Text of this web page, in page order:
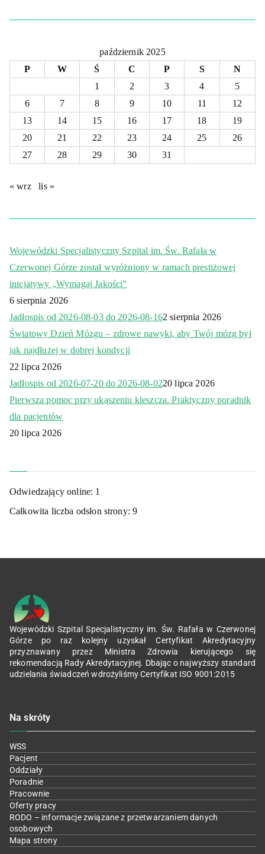
październik 2025
P
W Ś C P S
N
1
2 3 4
5
6
7 8 9 10 11
12
13
14 15 16 17 18
19
20
21 22 23 24 25
26
27
28 29 30 31
« wrz lis »
Wojewódzki Specjalistyczny Szpital im. Św. Rafała w
Czerwonej Górze został wyróżniony w ramach prestiżowej
inicjatywy „Wymagaj Jakości”
6 sierpnia 2026
Jadłospis od 2026-08-03 do 2026-08-162 sierpnia 2026
Światowy Dzień Mózgu – zdrowe nawyki, aby Twój mózg był
jak najdłużej w dobrej kondycji
22 lipca 2026
Jadłospis od 2026-07-20 do 2026-08-0220 lipca 2026
Pierwsza pomoc przy ukąszeniu kleszcza. Praktyczny poradnik
dla pacjentów
20 lipca 2026
Odwiedzający online: 1
Całkowita liczba odsłon strony:9
Wojewódzki Szpital Specjalistyczny im. Św. Rafała w Czerwonej
Górze po raz kolejny uzyskał Certyfikat Akredytacyjny
przyznawany przez Ministra Zdrowia kierującego się
rekomendacją Rady Akredytacyjnej. Dbając o najwyższy standard
udzielania świadczeń wdrożyliśmy Certyfikat ISO 9001:2015
Na skróty
WSS
Pacjent
Oddziały
Poradnie
Pracownie
Oferty pracy
RODO – informacje związane z przetwarzaniem danych
osobowych
Mapa strony